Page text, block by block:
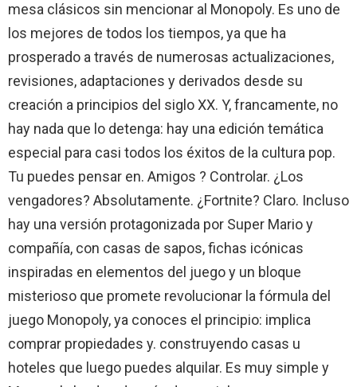
mesa clásicos sin mencionar al Monopoly. Es uno de
los mejores de todos los tiempos, ya que ha
prosperado a través de numerosas actualizaciones,
revisiones, adaptaciones y derivados desde su
creación a principios del siglo XX. Y, francamente, no
hay nada que lo detenga: hay una edición temática
especial para casi todos los éxitos de la cultura pop.
Tu puedes pensar en. Amigos ? Controlar. ¿Los
vengadores? Absolutamente. ¿Fortnite? Claro. Incluso
hay una versión protagonizada por Super Mario y
compañía, con casas de sapos, fichas icónicas
inspiradas en elementos del juego y un bloque
misterioso que promete revolucionar la fórmula del
juego Monopoly, ya conoces el principio: implica
comprar propiedades y. construyendo casas u
hoteles que luego puedes alquilar. Es muy simple y